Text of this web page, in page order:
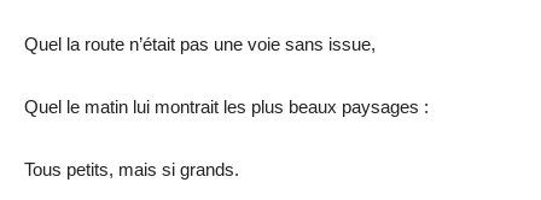
Quel la route n’était pas une voie sans issue,
Quel le matin lui montrait les plus beaux paysages :
Tous petits, mais si grands.